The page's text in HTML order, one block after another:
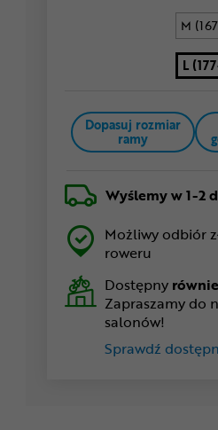
M
L
Dopasuj rozmiar
ramy
Wyślemyw 1-2
Możliwy odbiór
roweru
Dostępny
Zapraszamy do
salonów!
Sprawdź